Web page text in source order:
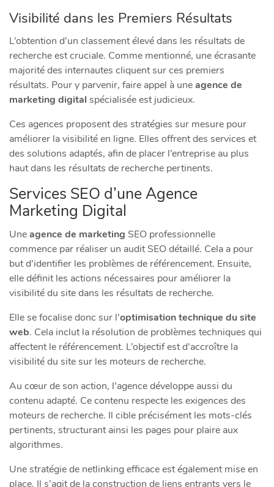
Visibilité dans les Premiers Résultats
L’obtention d’un classement élevé dans les résultats de
recherche est cruciale. Comme mentionné, une écrasante
majorité des internautes cliquent sur ces premiers
résultats. Pour y parvenir, faire appel à uneagence de
marketing digital spécialisée est judicieux.
Ces agences proposent des stratégies sur mesure pour
améliorer la visibilité en ligne. Elles offrent des services et
des solutions adaptés, afin de placer l’entreprise au plus
haut dans les résultats de recherche pertinents.
Services SEO d’une Agence
Marketing Digital
Uneagence de marketing SEO professionnelle
commence par réaliser un audit SEO détaillé. Cela a pour
but d’identifier les problèmes de référencement. Ensuite,
elle définit les actions nécessaires pour améliorer la
visibilité du site dans les résultats de recherche.
Elle se focalise donc sur l’optimisation technique du site
web. Cela inclut la résolution de problèmes techniques qui
affectent le référencement. L’objectif est d’accroître la
visibilité du site sur les moteurs de recherche.
Au cœur de son action, l’agence développe aussi du
contenu adapté. Ce contenu respecte les exigences des
moteurs de recherche. Il cible précisément les mots-clés
pertinents, structurant ainsi les pages pour plaire aux
algorithmes.
Une stratégie de netlinking efficace est également mise en
place. Il s’agit de la construction de liens entrants vers le